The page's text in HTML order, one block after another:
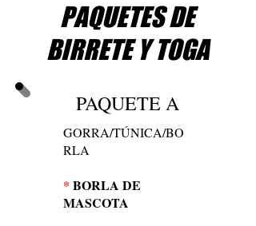
PAQUETES DE
BIRRETE Y TOGA
PAQUETE A
GORRA/TÚNICA/BO
RLA
* BORLA DE
MASCOTA